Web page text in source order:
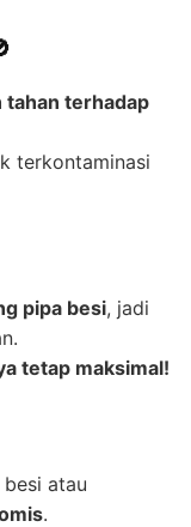
tahan terhadap
terkontaminasi
pipa besi, jadi
tetap maksimal!
atau
.